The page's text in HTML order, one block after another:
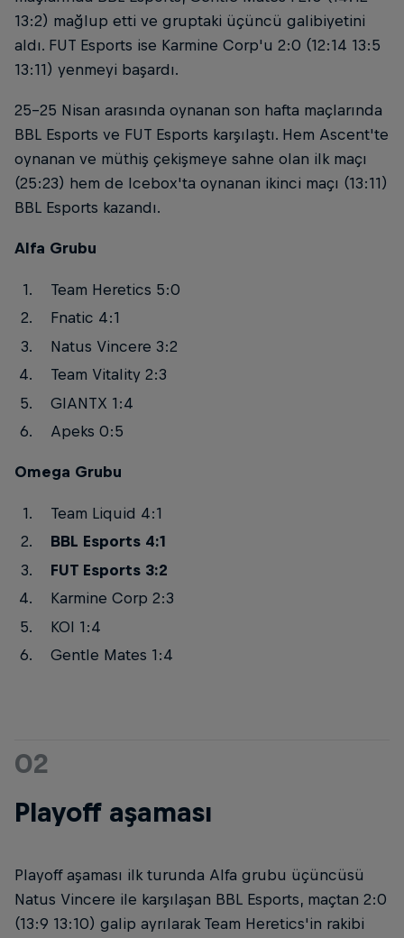
13:2) mağlup etti ve gruptaki üçüncü galibiyetini
aldı. FUT Esports ise Karmine Corp'u 2:0 (12:14 13:5
13:11) yenmeyi başardı.
25-25 Nisan arasında oynanan son hafta maçlarında
BBL Esports ve FUT Esports karşılaştı. Hem Ascent'te
oynanan ve müthiş çekişmeye sahne olan ilk maçı
(25:23) hem de Icebox'ta oynanan ikinci maçı (13:11)
BBL Esports kazandı.
Alfa Grubu
Team Heretics 5:0
Fnatic 4:1
Natus Vincere 3:2
Team Vitality 2:3
GIANTX 1:4
Apeks 0:5
Omega Grubu
Team Liquid 4:1
BBL Esports 4:1
FUT Esports 3:2
Karmine Corp 2:3
KOI 1:4
Gentle Mates 1:4
02
Playoff aşaması
Playoff aşaması ilk turunda Alfa grubu üçüncüsü
Natus Vincere ile karşılaşan BBL Esports, maçtan 2:0
(13:9 13:10) galip ayrılarak Team Heretics'in rakibi